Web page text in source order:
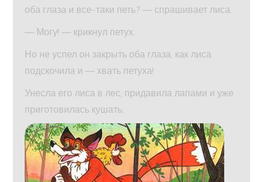
оба глаза и все-таки петь? — спрашивает лиса.
— Могу! — крикнул петух.
Но не успел он закрыть оба глаза, как лиса
подскочила и — хвать петуха!
Унесла его лиса в лес, придавила лапами и уже
приготовилась кушать.